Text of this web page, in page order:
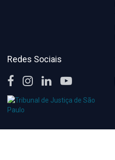
Redes Sociais